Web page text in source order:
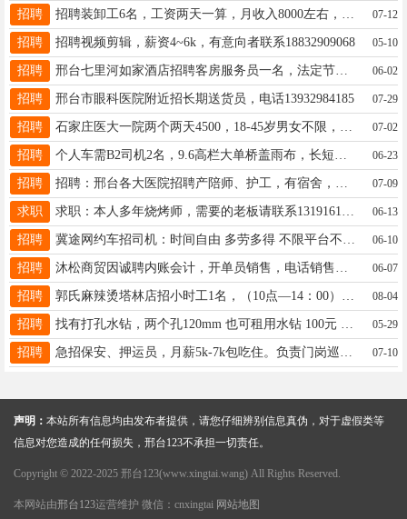
招聘 07-12
招聘 招聘视频剪辑，薪资4~6k，有意向者联系18832909068 05-10
招聘 邢台七里河如家酒店招聘客房服务员一名，法定节假日三薪，电话17733950892 06-02
招聘 邢台市眼科医院附近招长期送货员，电话13932984185 07-29
招聘 07-02
招聘 06-23
招聘 07-09
求职 06-13
招聘 06-10
招聘 06-07
招聘 08-04
招聘 05-29
招聘 07-10
声明： 本站所有信息均由发布者提供，请您仔细辨别信息真伪，对于虚假类等
信息对您造成的任何损失，邢台123不承担一切责任。
Copyright © 2022-2025 邢台123(www.xingtai.wang) All Rights Reserved.
本网站由邢台123运营维护 微信：cnxingtai 网站地图